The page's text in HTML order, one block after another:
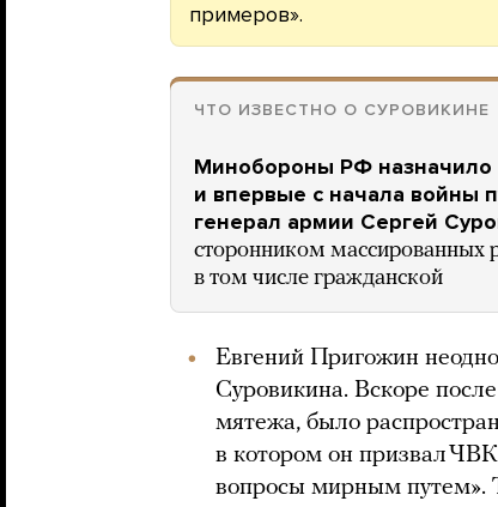
примеров».
ЧТО ИЗВЕСТНО О СУРОВИКИНЕ
Минобороны РФ
и впервые с начала войны
генерал армии Сергей
сторонником массированных
в том числе гражданской
Евгений Пригожин
Суровикина. Вскоре
мятежа, было
в котором он призвал
вопросы мирным путем».